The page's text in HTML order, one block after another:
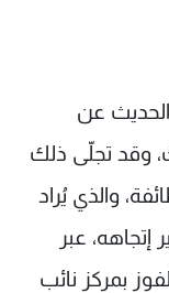
عن
وقد تجلّى ذلك
والذي يُراد
عبر
بمركز نائب